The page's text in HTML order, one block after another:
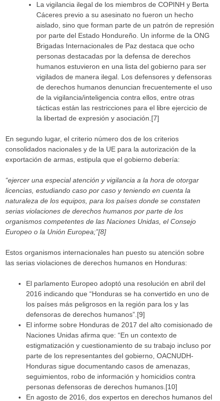
La vigilancia ilegal de los miembros de COPINH y Berta
Cáceres previo a su asesinato no fueron un hecho
aislado, sino que forman parte de un patrón de represión
por parte del Estado Hondureño. Un informe de la ONG
Brigadas Internacionales de Paz destaca que ocho
personas destacadas por la defensa de derechos
humanos estuvieron en una lista del gobierno para ser
vigilados de manera ilegal. Los defensores y defensoras
de derechos humanos denuncian frecuentemente el uso
de la vigilancia/inteligencia contra ellos, entre otras
tácticas están las restricciones para el libre ejercicio de
la libertad de expresión y asociación.[7]
En segundo lugar, el criterio número dos de los criterios
consolidados nacionales y de la UE para la autorización de la
exportación de armas, estipula que el gobierno debería:
“ejercer una especial atención y vigilancia a la hora de otorgar
licencias, estudiando caso por caso yteniendo en cuenta la
naturaleza de los equipos, para los países donde se constaten
serias violaciones de derechos humanos por parte de los
organismos competentes de las Naciones Unidas, el Consejo
Europeo o la Unión Europea;”[8]
Estos organismos internacionales han puesto su atención sobre
las serias violaciones de derechos humanos en Honduras:
El parlamento Europeo adoptó una resolución en abril del
2016 indicando que “Honduras se ha convertido en uno de
los países más peligrosos en la región para los y las
defensoras de derechos humanos”.[9]
El informe sobre Honduras de 2017 del alto comisionado de
Naciones Unidas afirma que: “En un contexto de
estigmatización y cuestionamiento de su trabajo incluso por
parte de los representantes del gobierno, OACNUDH-
Honduras sigue documentando casos de amenazas,
seguimientos, robo de información y homicidios contra
personas defensoras de derechos humanos.[10]
En agosto de 2016, dos expertos en derechos humanos del